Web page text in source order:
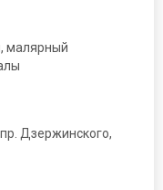
малярный
Дзержинского,